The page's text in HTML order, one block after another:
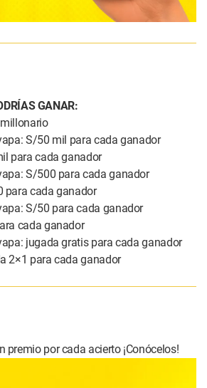
GANAR:
S/50 mil para cada ganador
para cada ganador
S/500 para cada ganador
para cada ganador
S/50 para cada ganador
cada ganador
jugada gratis para cada ganador
2×1 para cada ganador
premio por cada acierto ¡Conócelos!